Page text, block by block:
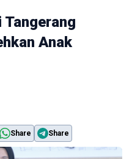
Tangerang
Anak
Share Share